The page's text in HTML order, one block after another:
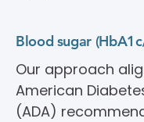
Blood sugar
Our approach
American
(ADA)